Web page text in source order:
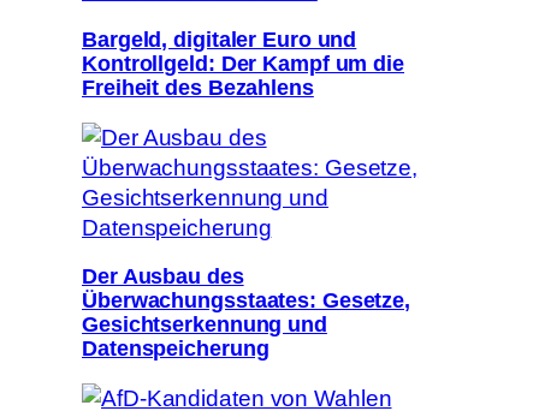
Bargeld, digitaler Euro und
Kontrollgeld: Der Kampf um die
Freiheit des Bezahlens
Der Ausbau des
Überwachungsstaates: Gesetze,
Gesichtserkennung und
Datenspeicherung